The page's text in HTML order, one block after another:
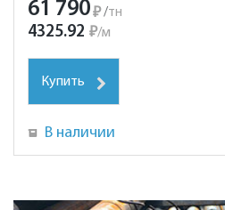
61 790₽ /тн
4325.92 ₽/м
Купить
В наличии